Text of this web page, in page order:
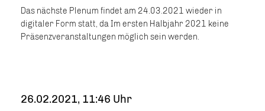
Das nächste Plenum findet am 24.03.2021 wieder in
digitaler Form statt, da Im ersten Halbjahr 2021 keine
Präsenzveranstaltungen möglich sein werden.
26.02.2021, 11:46 Uhr